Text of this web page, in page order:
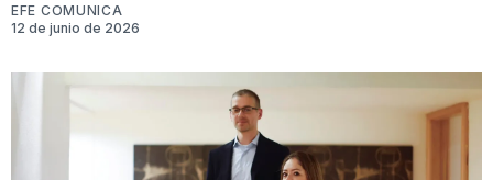
EFE COMUNICA
12 de junio de 2026